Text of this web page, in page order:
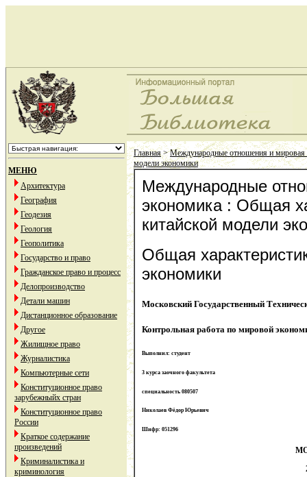
МЕНЮ
Архитектура
География
Геодезия
Геология
Геополитика
Государство и право
Гражданское право и процесс
Делопроизводство
Детали машин
Дистанционное образование
Другое
Жилищное право
Журналистика
Компьютерные сети
Конституционное право
зарубежныйх стран
Конституционное право
России
Краткое содержание
произведений
Криминалистика и
криминология
Главная>Международные отношения и мировая
модели экономики
Международные
экономика : Общая
китайской модели
Общая
экономики
Московский Государственный
Контрольная работа по мировой
Выполнил: студент
3 курса заочного факультета
специальность 080507
Николаев Фёдор Юрьевич
Шифр: 051296